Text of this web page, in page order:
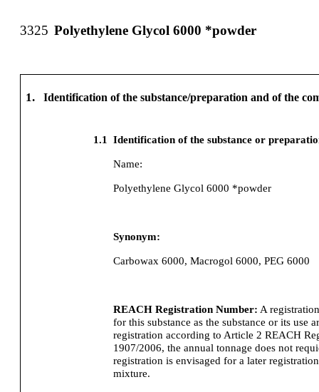
3325 Polyethylene Glycol 6000 *powder
1. Identification of the substance/preparation and of the
1.1 Identification of the substance or
Name:
Polyethylene Glycol 6000 *powder
Synonym:
Carbowax 6000, Macrogol 6000, PEG 6000
REACH Registration Number: A
for this substance as the substance or its use
registration according to Article 2 REACH
1907/2006, the annual tonnage does not
registration is envisaged for a later
mixture.